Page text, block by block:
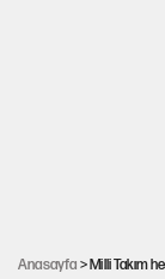
Anasayfa > Milli Takım